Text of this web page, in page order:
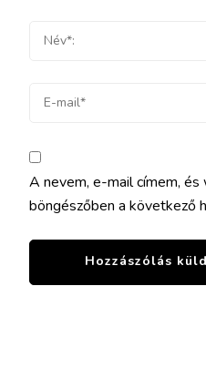
A nevem, e-mail címem,
böngészőben a következő